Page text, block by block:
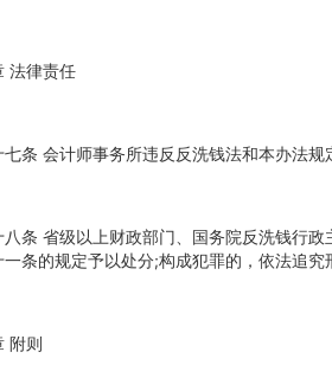
律责任
会计师事务所违反反洗钱法和本办法规
省级以上财政部门、国务院反洗钱行政
一条的规定予以处分;构成犯罪的，依法追究
则